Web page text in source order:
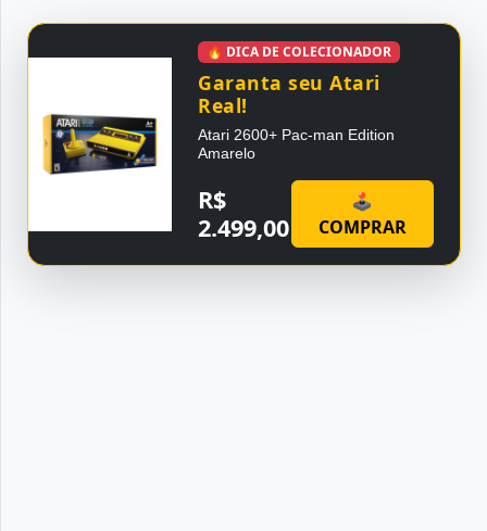
🔥 DICA DE COLECIONADOR
Garanta seu Atari
Real!
Atari 2600+ Pac-man Edition
Amarelo
R$
2.499,00
🕹
COMPRAR